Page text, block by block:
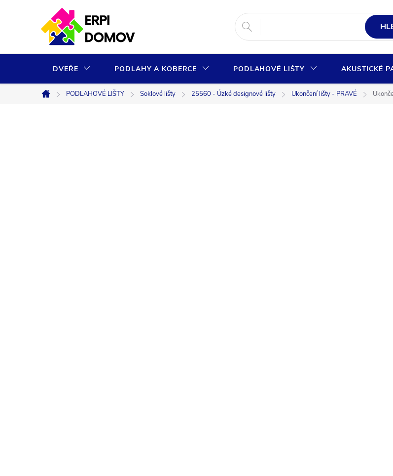
DVEŘE PODLAHY A KOBERCE PODLAHOVÉ LIŠTY AKUSTICKÉ
Domů
PODLAHOVÉ LIŠTY Soklové lišty 25560 - Úzké designové lišty Ukončení lišty - PRAVÉ